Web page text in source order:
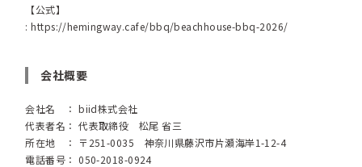
【公式】
:https://hemingway.cafe/bbq/beachhouse-bbq-2026/
会社概要
会社名 ： biid株式会社
代表者名： 代表取締役 松尾 省三
所在地 ： 〒251-0035 神奈川県藤沢市片瀬海岸1-12-4
電話番号： 050-2018-0924